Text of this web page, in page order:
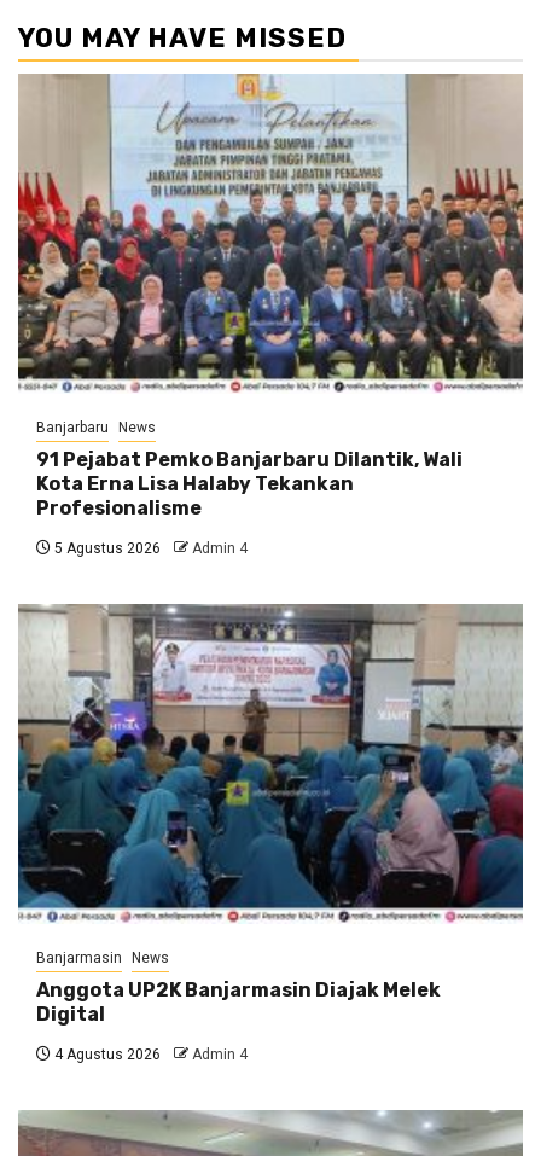
YOU MAY HAVE MISSED
Banjarbaru News
91 Pejabat Pemko Banjarbaru Dilantik, Wali
Kota Erna Lisa Halaby Tekankan
Profesionalisme
5 Agustus 2026 Admin 4
Banjarmasin News
Anggota UP2K Banjarmasin Diajak Melek
Digital
4 Agustus 2026 Admin 4